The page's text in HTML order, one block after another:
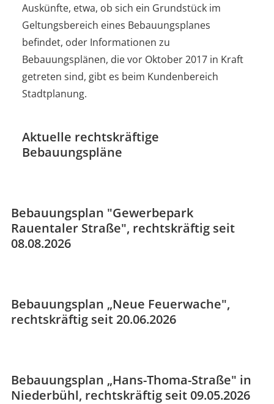
Auskünfte, etwa, ob sich ein Grundstück im
Geltungsbereich eines Bebauungsplanes
befindet, oder Informationen zu
Bebauungsplänen, die vor Oktober 2017 in Kraft
getreten sind, gibt es beim Kundenbereich
Stadtplanung.
Aktuelle rechtskräftige
Bebauungspläne
Bebauungsplan "Gewerbepark
Rauentaler Straße", rechtskräftig seit
08.08.2026
Bebauungsplan „Neue Feuerwache",
rechtskräftig seit 20.06.2026
Bebauungsplan „Hans-Thoma-Straße" in
Niederbühl, rechtskräftig seit 09.05.2026